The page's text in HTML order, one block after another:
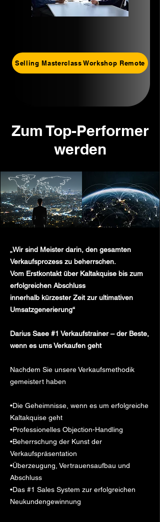
Selling Masterclass Workshop Remote
Zum Top-Performer
werden
„Wir sind Meister darin, den gesamten
Verkaufsprozess zu beherrschen.
Vom Erstkontakt über Kaltakquise bis zum
erfolgreichen Abschluss
innerhalb kürzester Zeit zur ultimativen
Umsatzgenerierung“
Darius Saee #1 Verkaufstrainer – der Beste,
wenn es ums Verkaufen geht
Nachdem Sie unsere Verkaufsmethodik
gemeistert haben
•Die Geheimnisse, wenn es um erfolgreiche
Kaltakquise geht
•Professionelles Objection-Handling
•Beherrschung der Kunst der
Verkaufspräsentation
•Überzeugung, Vertrauensaufbau und
Abschluss
•Das #1 Sales System zur erfolgreichen
Neukundengewinnung